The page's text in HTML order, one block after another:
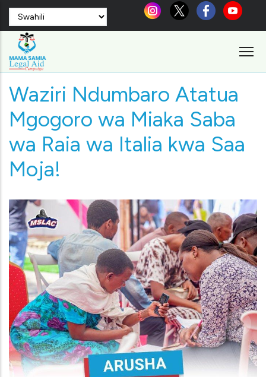
Skip
to
main
content
Select
your
language
Waziri Ndumbaro Atatua
Mgogoro wa Miaka Saba
wa Raia wa Italia kwa Saa
Moja!